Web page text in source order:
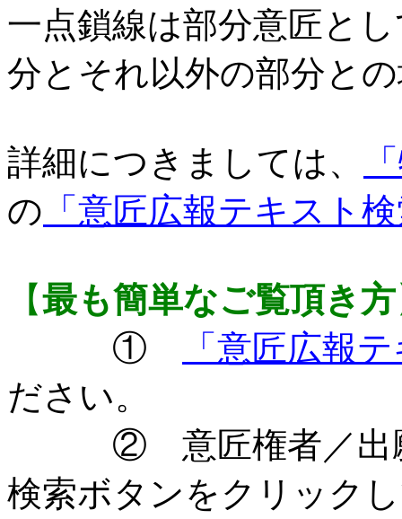
一点鎖線は部分意匠と
分とそれ以外の部分と
詳細につきましては、
の 「意匠広報テキスト
【最も簡単なご覧頂き方
①
「意匠広報
ださい。
② 意匠権者／出願
検索ボタンをクリック